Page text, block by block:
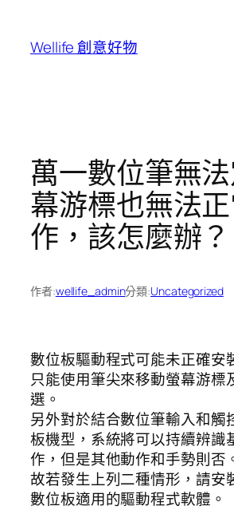
Wellife 創意好物
萬一數位筆無
幕游標也無法
作，該怎麼辦？
作者:wellife_admin分類:Uncategorized
數位板驅動程式可能未正確安
只能使用筆尖來移動螢幕游標
選。
另外對於結合數位筆輸入和觸
板機型，系統將可以持續辨識
作，但是其他動作和手勢則否
故若發生上列二種情形，請安
數位板適用的驅動程式軟體。